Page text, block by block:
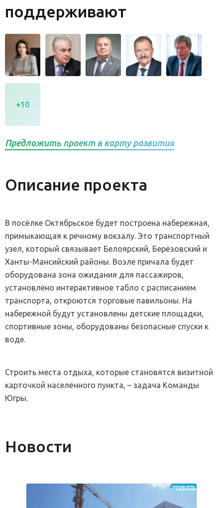
поддерживают
+10
Предложить проект в карту развития
Описание проекта
В посёлке Октябрьское будет построена набережная,
примыкающая к речному вокзалу. Это транспортный
узел, который связывает Белоярский, Берёзовский и
Ханты-Мансийский районы. Возле причала будет
оборудована зона ожидания для пассажиров,
установлено интерактивное табло с расписанием
транспорта, откроются торговые павильоны. На
набережной будут установлены детские площадки,
спортивные зоны, оборудованы безопасные спуски к
воде.
Строить места отдыха, которые становятся визитной
карточкой населённого пункта, – задача Команды
Югры.
Новости